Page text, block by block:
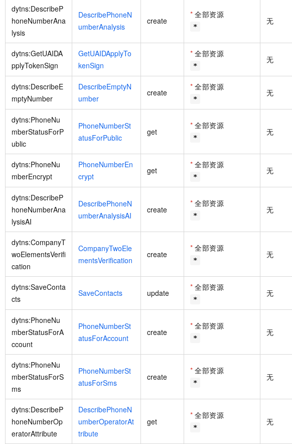
dytns:DescribeP
honeNumberAna
lysis
DescribePhoneN
umberAnalysis
create
* 全部资源
*
无
dytns:GetUAIDA
pplyTokenSign
GetUAIDApplyTo
kenSign
* 全部资源
*
无
dytns:DescribeE
mptyNumber
DescribeEmptyN
umber
create
* 全部资源
*
无
dytns:PhoneNu
mberStatusForP
ublic
PhoneNumberSt
atusForPublic
get
* 全部资源
*
无
dytns:PhoneNu
mberEncrypt
PhoneNumberEn
crypt
get
* 全部资源
*
无
dytns:DescribeP
honeNumberAna
lysisAI
DescribePhoneN
umberAnalysisAI
create
* 全部资源
*
无
dytns:CompanyT
woElementsVerifi
cation
CompanyTwoEle
mentsVerification
create
* 全部资源
*
无
dytns:SaveConta
cts
SaveContacts update
* 全部资源
*
无
dytns:PhoneNu
mberStatusForA
ccount
PhoneNumberSt
atusForAccount
create
* 全部资源
*
无
dytns:PhoneNu
mberStatusForS
ms
PhoneNumberSt
atusForSms
create
* 全部资源
*
无
dytns:DescribeP
honeNumberOp
eratorAttribute
DescribePhoneN
umberOperatorAt
tribute
get
* 全部资源
*
无